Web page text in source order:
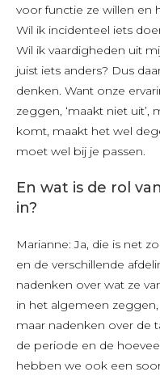
voor functie ze willen en
Wil ik incidenteel iets
Wil ik vaardigheden uit
juist iets anders? Dus
denken. Want onze
zeggen, ‘maakt niet
komt, maakt het wel
moet wel bij je passen.
En wat is de rol
in?
Marianne: Ja, die is net
en de verschillende
nadenken over wat ze
in het algemeen
maar nadenken over de
de periode en de
hebben we ook een